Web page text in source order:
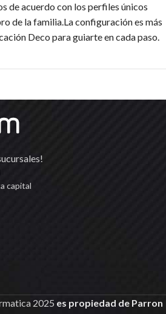
de acuerdo con los perfiles únicos
de la familia.La configuración es más
Deco para guiarte en cada paso.
capital
2025 es propiedad de Parron